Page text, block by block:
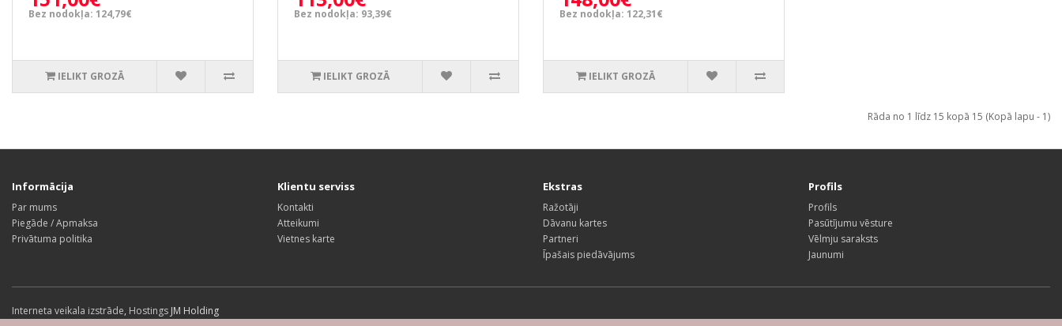
Bez nodokļa: 124,79€
IELIKT GROZĀ
Bez nodokļa: 93,39€
IELIKT GROZĀ
Bez nodokļa: 122,31€
IELIKT GROZĀ
Rāda no 1 līdz 15 kopā 15 (Kopā lapu - 1)
Informācija
Par mums
Piegāde / Apmaksa
Privātuma politika
Klientu serviss
Kontakti
Atteikumi
Vietnes karte
Ekstras
Ražotāji
Dāvanu kartes
Partneri
Īpašais piedāvājums
Profils
Profils
Pasūtījumu vēsture
Vēlmju saraksts
Jaunumi
Interneta veikala izstrāde, Hostings JM Holding